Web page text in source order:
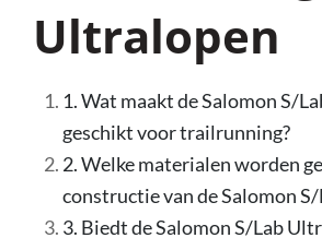
Ultralopen
1. Wat maakt de Salomon S/
geschikt voor trailrunning?
2. Welke materialen worden
constructie van de Salomon
3. Biedt de Salomon S/Lab